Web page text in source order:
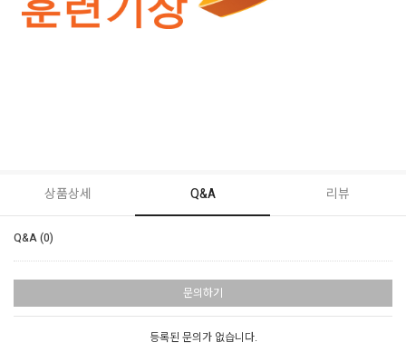
상품상세 Q&A 리뷰
Q&A (0)
문의하기
등록된 문의가 없습니다.